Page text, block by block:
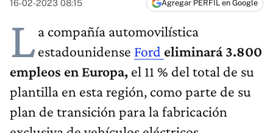
16-02-2023 08:15 Agregar PERFIL en Google
La compañía automovilística
estadounidense Ford eliminará 3.800
empleos en Europa, el 11 % del total de su
plantilla en esta región, como parte de su
plan de transición para la fabricación